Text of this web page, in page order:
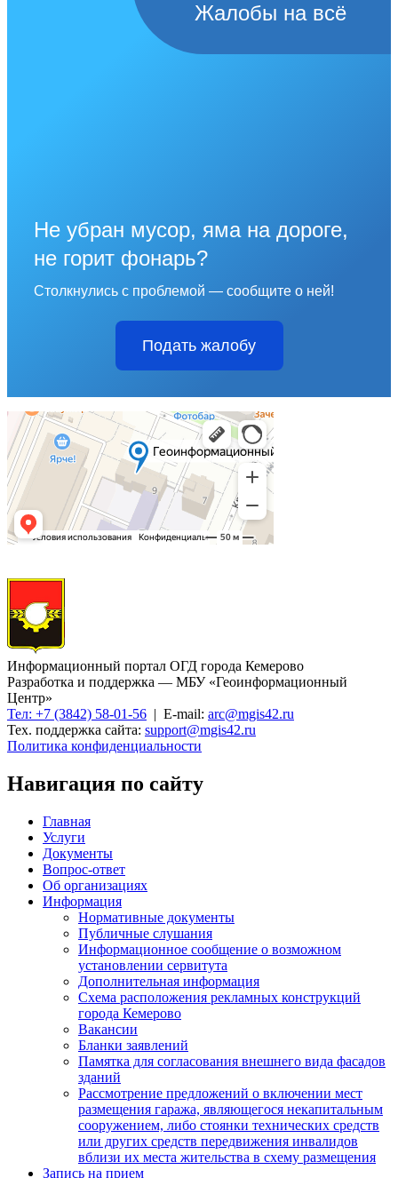
Жалобы на всё
Не убран мусор, яма на дороге,
не горит фонарь?
Столкнулись с проблемой — сообщите о ней!
Подать жалобу
Информационный портал ОГД города Кемерово
Разработка и поддержка — МБУ «Геоинформационный
Центр»
Тел: +7 (3842) 58-01-56 | E-mail: arc@mgis42.ru
Тех. поддержка сайта: support@mgis42.ru
Политика конфиденциальности
Навигация по сайту
Главная
Услуги
Документы
Вопрос-ответ
Об организациях
Информация
Нормативные документы
Публичные слушания
Информационное сообщение о возможном
установлении сервитута
Дополнительная информация
Схема расположения рекламных конструкций
города Кемерово
Вакансии
Бланки заявлений
Памятка для согласования внешнего вида фасадов
зданий
Рассмотрение предложений о включении мест
размещения гаража, являющегося некапитальным
сооружением, либо стоянки технических средств
или других средств передвижения инвалидов
вблизи их места жительства в схему размещения
Запись на прием